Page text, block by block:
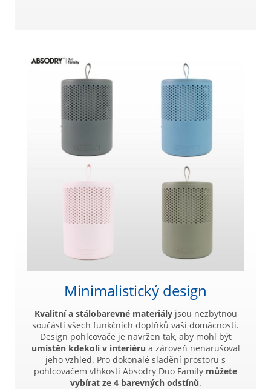
Minimalistický design
Kvalitní a stálobarevné materiályjsou nezbytnou
součástí všech funkčních doplňků vaší domácnosti.
Design pohlcovače je navržen tak, aby mohl být
umístěn kdekoli v interiéru a zároveň nenarušoval
jeho vzhled. Pro dokonalé sladění prostoru s
pohlcovačem vlhkosti Absodry Duo Family můžete
vybírat ze 4 barevných odstínů.